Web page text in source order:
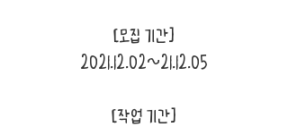
[모집 기간]
2021.12.02~21.12.05
[작업 기간]